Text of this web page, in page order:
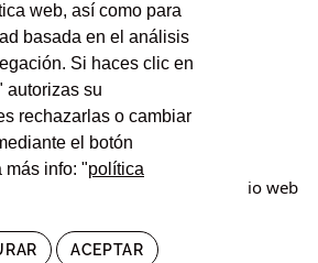
Contacto
de privacidad
Política de cookies
de uso y contratación
los derechos reservados. Sitio web
web, así como para
basada en el análisis
Si haces clic en
autorizas su
rechazarlas o cambiar
el botón
más info: "política
ACEPTAR